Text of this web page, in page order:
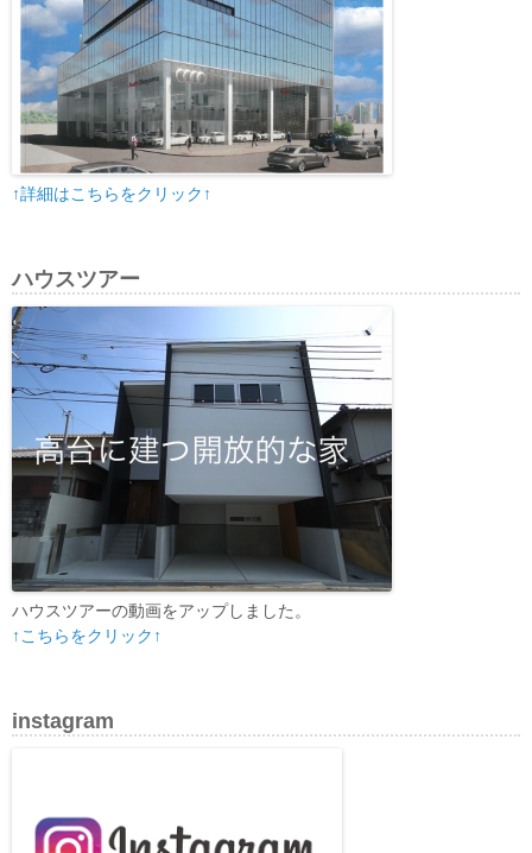
↑詳細はこちらをクリック↑
ハウスツアー
ハウスツアーの動画をアップしました。
↑こちらをクリック↑
instagram